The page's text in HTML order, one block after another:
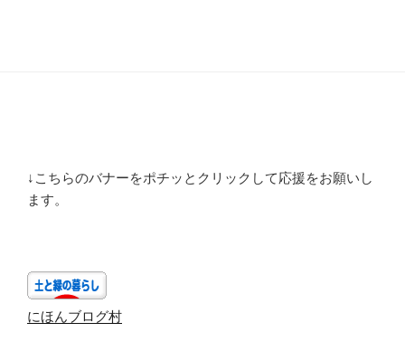
↓こちらのバナーをポチッとクリックして応援をお願いし
ます。
にほんブログ村